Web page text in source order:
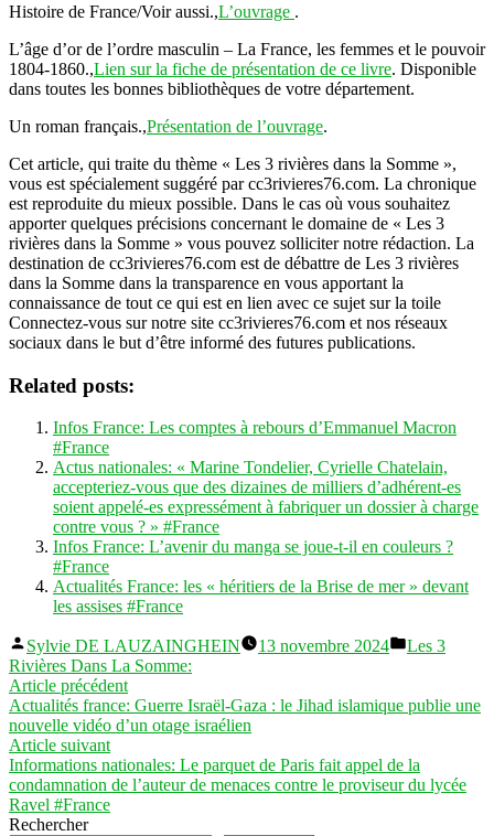
Histoire de France/Voir aussi.,L’ouvrage .
L’âge d’or de l’ordre masculin – La France, les femmes et le pouvoir
1804-1860.,Lien sur la fiche de présentation de ce livre. Disponible
dans toutes les bonnes bibliothèques de votre département.
Un roman français.,Présentation de l’ouvrage.
Cet article, qui traite du thème « Les 3 rivières dans la Somme »,
vous est spécialement suggéré par cc3rivieres76.com. La chronique
est reproduite du mieux possible. Dans le cas où vous souhaitez
apporter quelques précisions concernant le domaine de « Les 3
rivières dans la Somme » vous pouvez solliciter notre rédaction. La
destination de cc3rivieres76.com est de débattre de Les 3 rivières
dans la Somme dans la transparence en vous apportant la
connaissance de tout ce qui est en lien avec ce sujet sur la toile
Connectez-vous sur notre site cc3rivieres76.com et nos réseaux
sociaux dans le but d’être informé des futures publications.
Related posts:
Infos France: Les comptes à rebours d’Emmanuel Macron
#France
Actus nationales: « Marine Tondelier, Cyrielle Chatelain,
accepteriez-vous que des dizaines de milliers d’adhérent-es
soient appelé-es expressément à fabriquer un dossier à charge
contre vous ? » #France
Infos France: L’avenir du manga se joue-t-il en couleurs ?
#France
Actualités France: les « héritiers de la Brise de mer » devant
les assises #France
Publié
par
Sylvie DE LAUZAINGHEIN 13 novembre 2024
Publié
Les 3
Rivières Dans La Somme:
Navigation
de
l’article
Article précédentArticle
précédent :
Actualités france: Guerre Israël-Gaza : le Jihad islamique publie une
nouvelle vidéo d’un otage israélien
Article suivantArticle
suivant :
Informations nationales: Le parquet de Paris fait appel de la
condamnation de l’auteur de menaces contre le proviseur du lycée
Ravel #France
Rechercher